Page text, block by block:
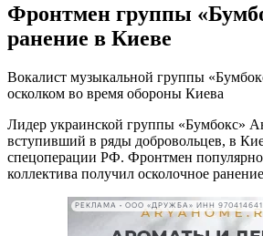
Фронтмен группы
ранение в Киеве
Вокалист музыкальной группы
осколком во время обороны Киева
Лидер украинской группы «Бумбокс»
вступивший в ряды добровольцев, в
спецоперации РФ. Фронтмен
коллектива получил осколочное
РЕКЛАМА • ООО «ДРУЖБА» ИНН